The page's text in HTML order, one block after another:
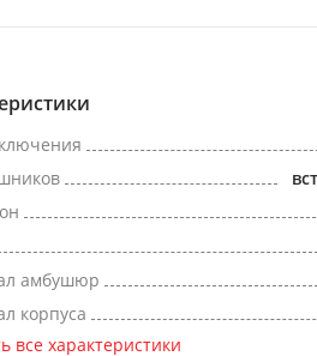
амбушюр
корпуса
все характеристики